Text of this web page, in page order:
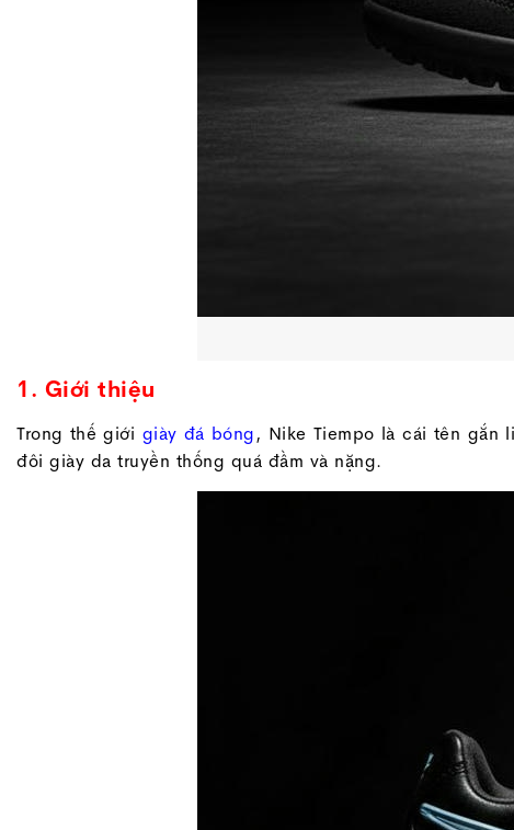
1. Giới thiệu
Trong thế giới giày đá bóng, Nike Tiempo là cái tên gắn
đôi giày da truyền thống quá đầm và nặng.